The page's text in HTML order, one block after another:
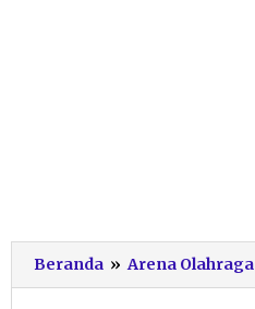
Beranda » Arena Olahraga